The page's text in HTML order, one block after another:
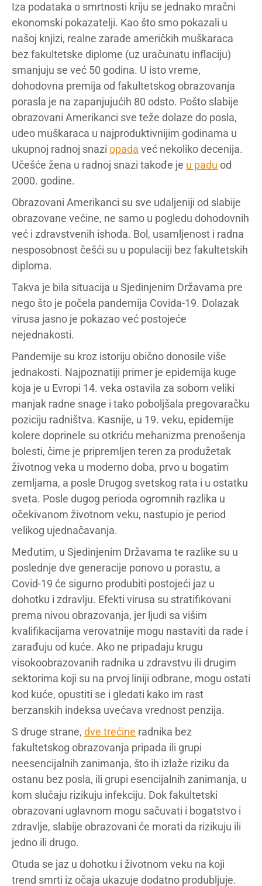
Iza podataka o smrtnosti kriju se jednako mračni
ekonomski pokazatelji. Kao što smo pokazali u
našoj knjizi, realne zarade američkih muškaraca
bez fakultetske diplome (uz uračunatu inflaciju)
smanjuju se već 50 godina. U isto vreme,
dohodovna premija od fakultetskog obrazovanja
porasla je na zapanjujućih 80 odsto. Pošto slabije
obrazovani Amerikanci sve teže dolaze do posla,
udeo muškaraca u najproduktivnijim godinama u
ukupnoj radnoj snazi opada već nekoliko decenija.
Učešće žena u radnoj snazi takođe je u padu od
2000. godine.
Obrazovani Amerikanci su sve udaljeniji od slabije
obrazovane većine, ne samo u pogledu dohodovnih
već i zdravstvenih ishoda. Bol, usamljenost i radna
nesposobnost češći su u populaciji bez fakultetskih
diploma.
Takva je bila situacija u Sjedinjenim Državama pre
nego što je počela pandemija Covida-19. Dolazak
virusa jasno je pokazao već postojeće
nejednakosti.
Pandemije su kroz istoriju obično donosile više
jednakosti. Najpoznatiji primer je epidemija kuge
koja je u Evropi 14. veka ostavila za sobom veliki
manjak radne snage i tako poboljšala pregovaračku
poziciju radništva. Kasnije, u 19. veku, epidemije
kolere doprinele su otkriću mehanizma prenošenja
bolesti, čime je pripremljen teren za produžetak
životnog veka u moderno doba, prvo u bogatim
zemljama, a posle Drugog svetskog rata i u ostatku
sveta. Posle dugog perioda ogromnih razlika u
očekivanom životnom veku, nastupio je period
velikog ujednačavanja.
Međutim, u Sjedinjenim Državama te razlike su u
poslednje dve generacije ponovo u porastu, a
Covid-19 će sigurno produbiti postojeći jaz u
dohotku i zdravlju. Efekti virusa su stratifikovani
prema nivou obrazovanja, jer ljudi sa višim
kvalifikacijama verovatnije mogu nastaviti da rade i
zarađuju od kuće. Ako ne pripadaju krugu
visokoobrazovanih radnika u zdravstvu ili drugim
sektorima koji su na prvoj liniji odbrane, mogu ostati
kod kuće, opustiti se i gledati kako im rast
berzanskih indeksa uvećava vrednost penzija.
S druge strane, dve trećine radnika bez
fakultetskog obrazovanja pripada ili grupi
neesencijalnih zanimanja, što ih izlaže riziku da
ostanu bez posla, ili grupi esencijalnih zanimanja, u
kom slučaju rizikuju infekciju. Dok fakultetski
obrazovani uglavnom mogu sačuvati i bogatstvo i
zdravlje, slabije obrazovani će morati da rizikuju ili
jedno ili drugo.
Otuda se jaz u dohotku i životnom veku na koji
trend smrti iz očaja ukazuje dodatno produbljuje.